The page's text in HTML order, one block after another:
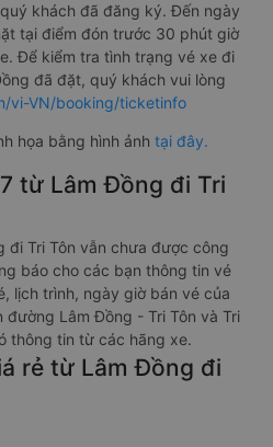
khách đã đăng ký. Đến ngày
tại điểm đón trước 30 phút giờ
Để kiểm tra tình trạng vé xe đi
đã đặt, quý khách vui lòng
vi-VN/booking/ticketinfo
họa bằng hình ảnh tại đây.
từ Lâm Đồng đi Tri
đi Tri Tôn vẫn chưa được công
báo cho các bạn thông tin vé
lịch trình, ngày giờ bán vé của
Lâm Đồng - Tri Tôn và Tri
thông tin từ các hãng xe.
rẻ từ Lâm Đồng đi